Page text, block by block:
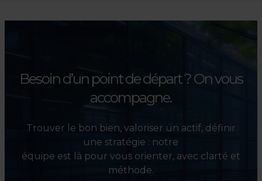
l’évaluation et la valorisation
Besoin d’un point de départ ?On vous
accompagne.
Trouver le bon bien, valoriser un actif, définir
une stratégie : notre
équipe est là pour vous orienter, avec clarté et
méthode.